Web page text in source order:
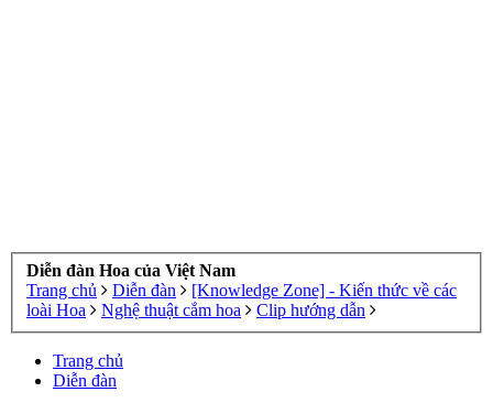
Diễn đàn Hoa của Việt Nam
Trang chủ
Diễn đàn
[Knowledge Zone] - Kiến thức về các
loài Hoa
Nghệ thuật cắm hoa Clip hướng dẫn
Trang chủ
Diễn đàn